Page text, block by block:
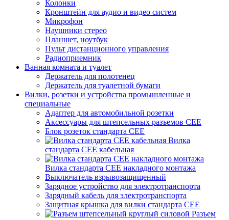
Колонки
Кронштейн для аудио и видео систем
Микрофон
Наушники стерео
Планшет, ноутбук
Пульт дистанционного управления
Радиоприемник
Ванная комната и туалет
Держатель для полотенец
Держатель для туалетной бумаги
Вилки, розетки и устройства промышленные и
специальные
Адаптер для автомобильной розетки
Аксессуары для штепсельных разъемов CEE
Блок розеток стандарта CEE
Вилка
стандарта CEE кабельная
Вилка стандарта CEE накладного монтажа
Выключатель взрывозащищенный
Зарядное устройство для электротранспорта
Зарядный кабель для электротранспорта
Защитная крышка для вилки стандарта CEE
Разъем